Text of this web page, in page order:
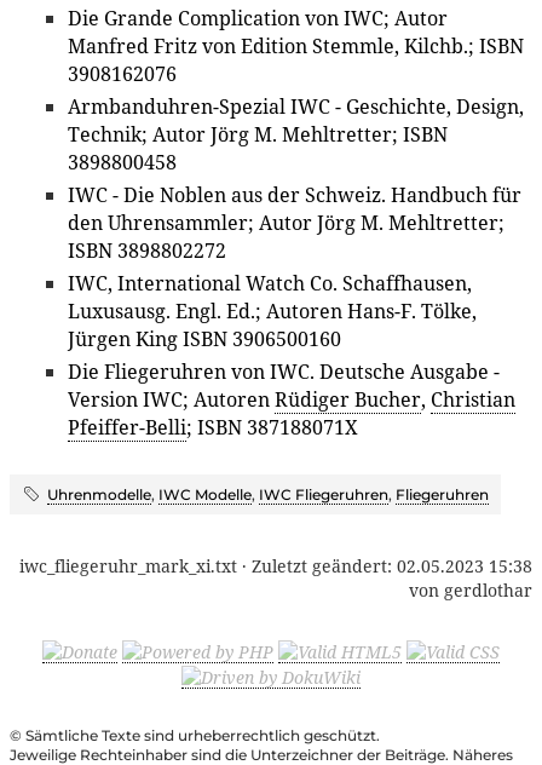
Die Grande Complication von IWC; Autor
Manfred Fritz von Edition Stemmle, Kilchb.; ISBN
3908162076
Armbanduhren-Spezial IWC - Geschichte, Design,
Technik; Autor Jörg M. Mehltretter; ISBN
3898800458
IWC - Die Noblen aus der Schweiz. Handbuch für
den Uhrensammler; Autor Jörg M. Mehltretter;
ISBN 3898802272
IWC, International Watch Co. Schaffhausen,
Luxusausg. Engl. Ed.; Autoren Hans-F. Tölke,
Jürgen King ISBN 3906500160
Die Fliegeruhren von IWC. Deutsche Ausgabe -
Version IWC; AutorenRüdiger Bucher, Christian
Pfeiffer-Belli; ISBN 387188071X
Uhrenmodelle, IWC Modelle, IWC Fliegeruhren, Fliegeruhren
iwc_fliegeruhr_mark_xi.txt · Zuletzt geändert: 02.05.2023 15:38
von gerdlothar
© Sämtliche Texte sind urheberrechtlich geschützt.
Jeweilige Rechteinhaber sind die Unterzeichner der Beiträge. Näheres